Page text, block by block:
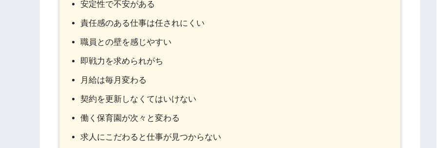
安定性で不安がある
責任感のある仕事は任されにくい
職員との壁を感じやすい
即戦力を求められがち
月給は毎月変わる
契約を更新しなくてはいけない
働く保育園が次々と変わる
求人にこだわると仕事が見つからない